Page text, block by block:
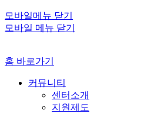
모바일메뉴 닫기
모바일 메뉴 닫기
홈 바로가기
커뮤니티
센터소개
지원제도